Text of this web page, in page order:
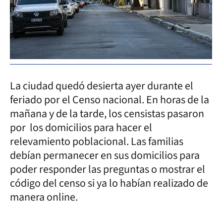
La ciudad quedó desierta ayer durante el
feriado por el Censo nacional. En horas de la
mañana y de la tarde, los censistas pasaron
por los domicilios para hacer el
relevamiento poblacional. Las familias
debían permanecer en sus domicilios para
poder responder las preguntas o mostrar el
código del censo si ya lo habían realizado de
manera online.